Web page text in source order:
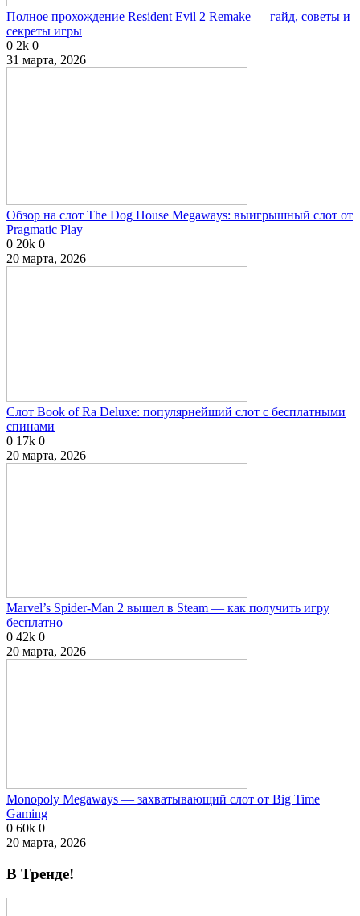
Полное прохождение Resident Evil 2 Remake — гайд, советы и
секреты игры
0 2k 0
31 марта, 2026
Обзор на слот The Dog House Megaways: выигрышный слот от
Pragmatic Play
0 20k 0
20 марта, 2026
Слот Book of Ra Deluxe: популярнейший слот с бесплатными
спинами
0 17k 0
20 марта, 2026
Marvel’s Spider-Man 2 вышел в Steam — как получить игру
бесплатно
0 42k 0
20 марта, 2026
Monopoly Megaways — захватывающий слот от Big Time
Gaming
0 60k 0
20 марта, 2026
В Тренде!